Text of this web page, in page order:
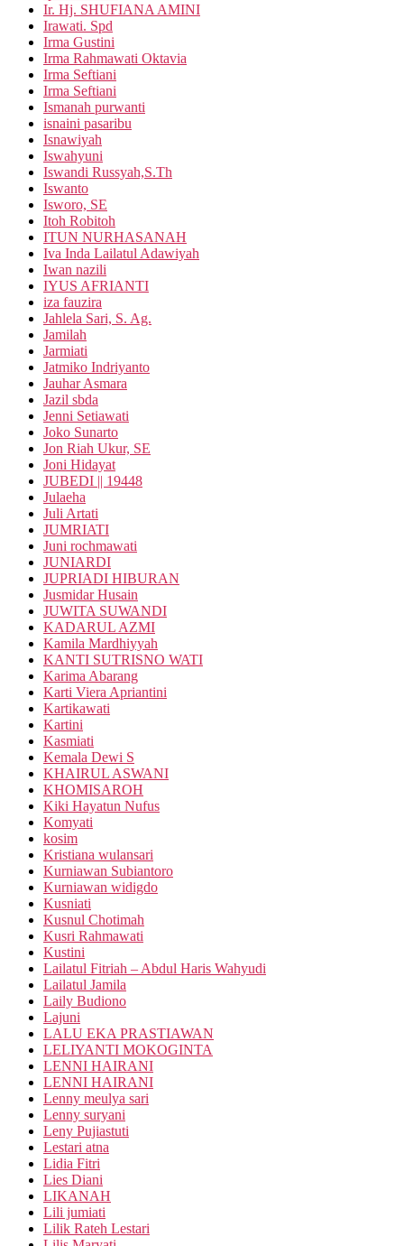
Ir. Hj. SHUFIANA AMINI
Irawati. Spd
Irma Gustini
Irma Rahmawati Oktavia
Irma Seftiani
Irma Seftiani
Ismanah purwanti
isnaini pasaribu
Isnawiyah
Iswahyuni
Iswandi Russyah,S.Th
Iswanto
Isworo, SE
Itoh Robitoh
ITUN NURHASANAH
Iva Inda Lailatul Adawiyah
Iwan nazili
IYUS AFRIANTI
iza fauzira
Jahlela Sari, S. Ag.
Jamilah
Jarmiati
Jatmiko Indriyanto
Jauhar Asmara
Jazil sbda
Jenni Setiawati
Joko Sunarto
Jon Riah Ukur, SE
Joni Hidayat
JUBEDI || 19448
Julaeha
Juli Artati
JUMRIATI
Juni rochmawati
JUNIARDI
JUPRIADI HIBURAN
Jusmidar Husain
JUWITA SUWANDI
KADARUL AZMI
Kamila Mardhiyyah
KANTI SUTRISNO WATI
Karima Abarang
Karti Viera Apriantini
Kartikawati
Kartini
Kasmiati
Kemala Dewi S
KHAIRUL ASWANI
KHOMISAROH
Kiki Hayatun Nufus
Komyati
kosim
Kristiana wulansari
Kurniawan Subiantoro
Kurniawan widigdo
Kusniati
Kusnul Chotimah
Kusri Rahmawati
Kustini
Lailatul Fitriah – Abdul Haris Wahyudi
Lailatul Jamila
Laily Budiono
Lajuni
LALU EKA PRASTIAWAN
LELIYANTI MOKOGINTA
LENNI HAIRANI
LENNI HAIRANI
Lenny meulya sari
Lenny suryani
Leny Pujiastuti
Lestari atna
Lidia Fitri
Lies Diani
LIKANAH
Lili jumiati
Lilik Rateh Lestari